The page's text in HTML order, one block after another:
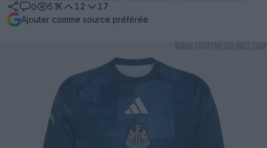
0
5.1K 12
17
Ajouter comme source préférée